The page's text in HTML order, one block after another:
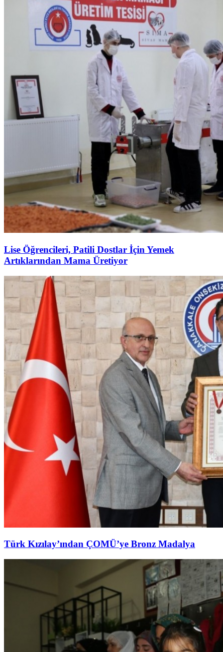
Lise Öğrencileri, Patili Dostlar İçin Yemek
Artıklarından Mama Üretiyor
Türk Kızılay’ından ÇOMÜ’ye Bronz Madalya